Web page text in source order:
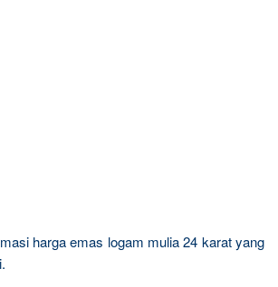
harga emas logam mulia 24 karat yang